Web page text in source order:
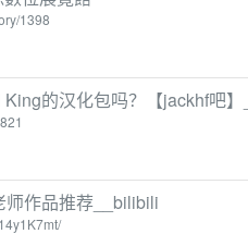
1398
的汉化包吗？【jackhf吧
师作品推荐__bilibili